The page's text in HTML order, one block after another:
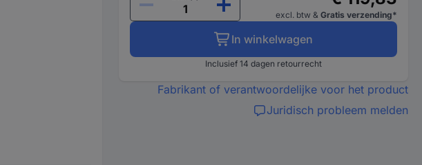
excl. btw & Gratis verzending*
In winkelwagen
Inclusief 14 dagen retourrecht
Fabrikant of verantwoordelijke voor het product
Juridisch probleem melden